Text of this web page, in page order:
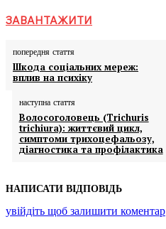
ЗАВАНТАЖИТИ
попередня стаття
Шкода соціальних мереж:
вплив на психіку
наступна стаття
Волосоголовець (Trichuris
trichiura): життєвий цикл,
симптоми трихоцефальозу,
діагностика та профілактика
НАПИСАТИ ВІДПОВІДЬ
увійдіть щоб залишити коментар